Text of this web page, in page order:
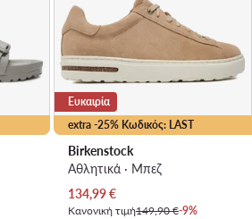
extra -25% Κωδικός: LAST
Ευκαιρία
Birkenstock
Αθλητικά · Μπεζ
Τρέχουσα τιμή
134,99€
Κανονική τιμή149,90 €-9%